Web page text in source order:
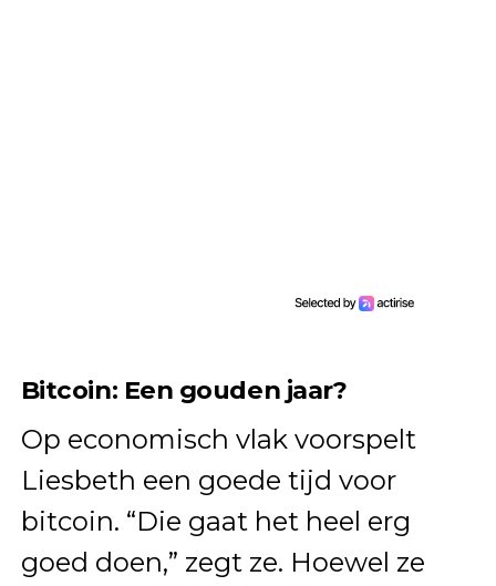
Bitcoin: Een gouden jaar?
Op economisch vlak voorspelt
Liesbeth een goede tijd voor
bitcoin. “Die gaat het heel erg
goed doen,” zegt ze. Hoewel ze